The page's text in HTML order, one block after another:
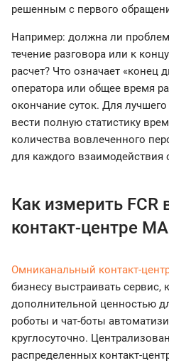
решенным с первого
Например: должна ли
течение разговора или к
расчет? Что означает «конец
оператора или общее время
окончание суток. Для
вести полную статистику
количества вовлеченного
для каждого взаимодействия
Как измерить FCR
контакт-центре
Омниканальный контакт-центр
бизнесу выстраивать сервис,
дополнительной ценностью
роботы и чат-боты
круглосуточно.
распределенных контакт-